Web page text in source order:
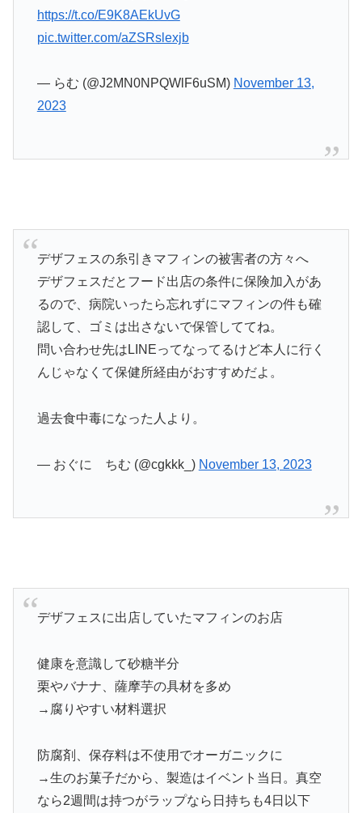
https://t.co/E9K8AEkUvG
pic.twitter.com/aZSRslexjb
— らむ (@J2MN0NPQWlF6uSM) November 13,
2023
デザフェスの糸引きマフィンの被害者の方々へ
デザフェスだとフード出店の条件に保険加入があ
るので、病院いったら忘れずにマフィンの件も確
認して、ゴミは出さないで保管しててね。
問い合わせ先はLINEってなってるけど本人に行く
んじゃなくて保健所経由がおすすめだよ。
過去食中毒になった人より。
— おぐに ちむ (@cgkkk_) November 13, 2023
デザフェスに出店していたマフィンのお店
健康を意識して砂糖半分
栗やバナナ、薩摩芋の具材を多め
→腐りやすい材料選択
防腐剤、保存料は不使用でオーガニックに
→生のお菓子だから、製造はイベント当日。真空
なら2週間は持つがラップなら日持ちも4日以下